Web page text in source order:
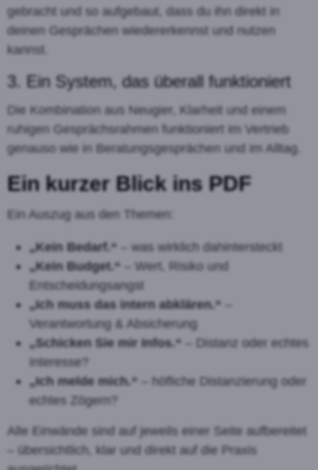
gebracht und so aufgebaut, dass du ihn direkt in
deinen Gesprächen wiedererkennst und nutzen
kannst.
3. Ein System, das überall funktioniert
Die Kombination aus Neugier, Klarheit und einem
ruhigen Gesprächsrahmen funktioniert im Vertrieb
genauso wie in Beratungsgesprächen und im Alltag.
Ein kurzer Blick ins PDF
Ein Auszug aus den Themen:
„Kein Bedarf.“ – was wirklich dahintersteckt
„Kein Budget.“ – Wert, Risiko und
Entscheidungsangst
„Ich muss das intern abklären.“
Verantwortung & Absicherung
„Schicken Sie mir Infos.“ – Distanz oder echtes
Interesse?
„Ich melde mich.“ – höfliche Distanzierung oder
echtes Zögern?
Alle Einwände sind auf jeweils einer Seite aufbereitet
– übersichtlich, klar und direkt auf die Praxis